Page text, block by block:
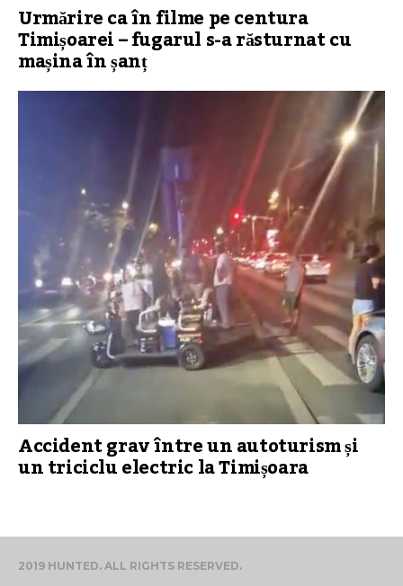
Urmărire ca în filme pe centura
Timișoarei – fugarul s-a răsturnat cu
mașina în șanț
Accident grav între un autoturism și
un triciclu electric la Timișoara
2019 HUNTED. ALL RIGHTS RESERVED.